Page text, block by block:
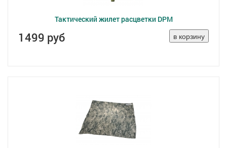
Тактический жилет расцветки DPM
1499 руб